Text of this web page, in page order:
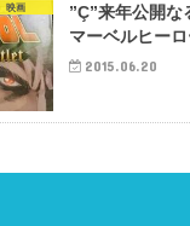
映画
”Ç”来年公開な
マーベルヒー
2015.06.20